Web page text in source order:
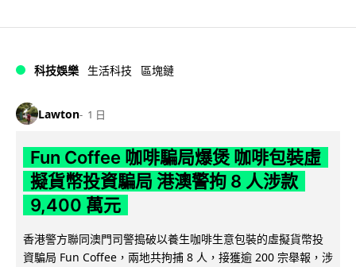
科技娛樂 生活科技 區塊鏈
Lawton 1 日
Fun Coffee 咖啡騙局爆煲 咖啡包裝虛
擬貨幣投資騙局 港澳警拘 8 人涉款
9,400 萬元
香港警方聯同澳門司警搗破以養生咖啡生意包裝的虛擬貨幣投
資騙局 Fun Coffee，兩地共拘捕 8 人，接獲逾 200 宗舉報，涉